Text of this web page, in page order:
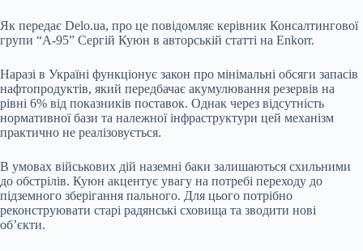
Як передає Delo.ua, про це повідомляє керівник Консалтингової
групи “А-95” Сергій Куюн в авторській статті на Еnkorr.
Наразі в Україні функціонує закон про мінімальні обсяги запасів
нафтопродуктів, який передбачає акумулювання резервів на
рівні 6% від показників поставок. Однак через відсутність
нормативної бази та належної інфраструктури цей механізм
практично не реалізовується.
В умовах військових дій наземні баки залишаються схильними
до обстрілів. Куюн акцентує увагу на потребі переходу до
підземного зберігання пального. Для цього потрібно
реконструювати старі радянські сховища та зводити нові
об’єкти.